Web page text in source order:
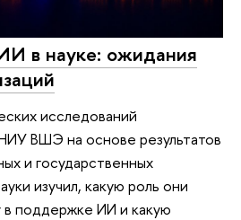
в науке: ожидания
исследований
ВШЭ на основе результатов
и государственных
изучил, какую роль они
в поддержке ИИ и какую